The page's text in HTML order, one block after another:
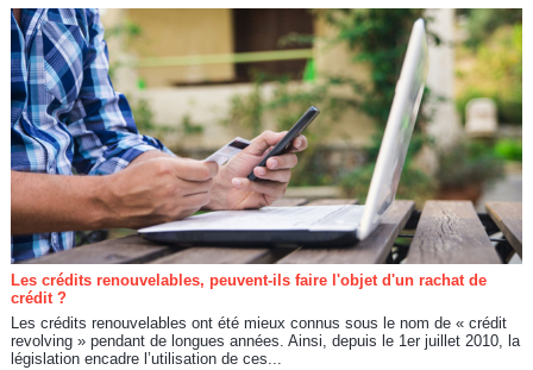
Les crédits renouvelables, peuvent-ils faire l'objet d'un rachat de
crédit ?
Les crédits renouvelables ont été mieux connus sous le nom de « crédit
revolving » pendant de longues années. Ainsi, depuis le 1er juillet 2010, la
législation encadre l’utilisation de ces...